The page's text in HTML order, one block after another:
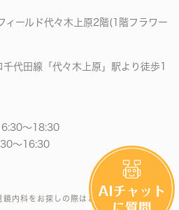
ィールド代々木上原2階(1階フラワー
代田線「代々木上原」駅より徒歩1
〜18:30
〜16:30
内科をお探しの際はお気軽にお問い合わ